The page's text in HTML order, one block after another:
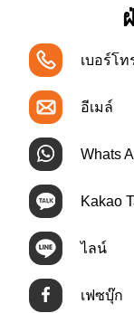
เบอร์โ
อีเมล์
Whats
Kakao
ไลน์
เฟซบุ๊ก